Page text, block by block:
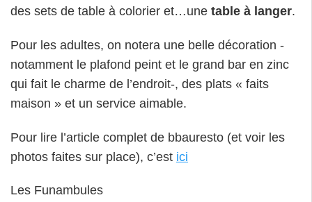
des sets de table à colorier et…une table à langer.
Pour les adultes, on notera une belle décoration -
notamment le plafond peint et le grand bar en zinc
qui fait le charme de l’endroit-, des plats « faits
maison » et un service aimable.
Pour lire l’article complet de bbauresto (et voir les
photos faites sur place), c’est ici
Les Funambules